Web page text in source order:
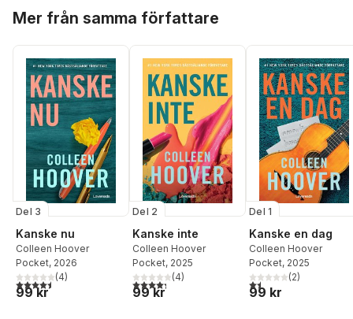
Mer från samma författare
Del 3
Kanske nu
Colleen Hoover
Pocket, 2026
4,5utav 5 stjärnor. Totalt antal röster:
(4)
99 kr
Del 2
Kanske inte
Colleen Hoover
Pocket, 2025
4,3utav 5 stjärnor. Totalt antal röster:
(4)
99 kr
Del 1
Kanske en dag
Colleen Hoover
Pocket, 2025
1,5utav 5 stjärnor.
(2)
99 kr